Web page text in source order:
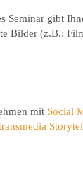
Seminar gibt
Bilder (z.B.:
mit Social